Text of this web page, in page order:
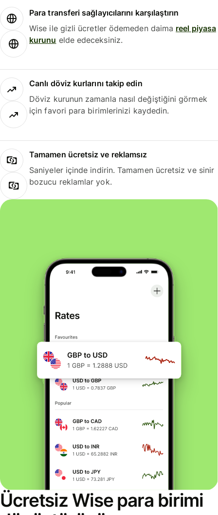
Para transferi sağlayıcılarını karşılaştırın
Wise ile gizli ücretler ödemeden daima reel piyasa
kurunu elde edeceksiniz.
Canlı döviz kurlarını takip edin
Döviz kurunun zamanla nasıl değiştiğini görmek
için favori para birimlerinizi kaydedin.
Tamamen ücretsiz ve reklamsız
Saniyeler içinde indirin. Tamamen ücretsiz ve sinir
bozucu reklamlar yok.
Ücretsiz Wise para birimi